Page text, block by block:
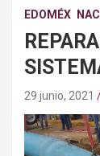
EDOMÉX
29 junio, 2021